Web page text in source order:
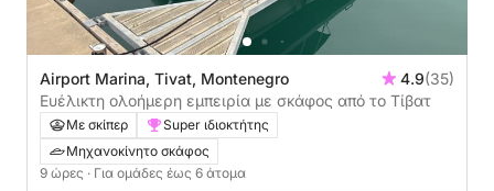
Airport Marina, Tivat, Montenegro 4.9(35)
Ευέλικτη ολοήμερη εμπειρία με σκάφος από το Τίβατ
Με σκίπερ
Super ιδιοκτήτης
Μηχανοκίνητο σκάφος
9 ώρες · Για ομάδες έως 6 άτομα